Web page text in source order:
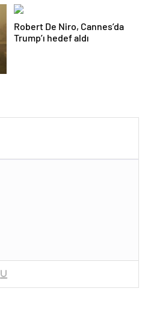
Robert De Niro, Cannes’da
Trump’ı hedef aldı